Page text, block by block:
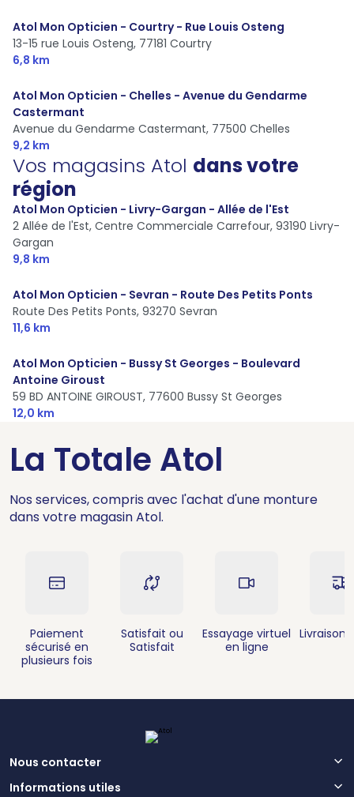
Atol Mon Opticien - Courtry - Rue Louis Osteng
13-15 rue Louis Osteng, 77181 Courtry
6,8 km
Atol Mon Opticien - Chelles - Avenue du Gendarme
Castermant
Avenue du Gendarme Castermant, 77500 Chelles
9,2 km
Vos magasins Atol dans votre
région
Atol Mon Opticien - Livry-Gargan - Allée de l'Est
2 Allée de l'Est, Centre Commerciale Carrefour, 93190 Livry-
Gargan
9,8 km
Atol Mon Opticien - Sevran - Route Des Petits Ponts
Route Des Petits Ponts, 93270 Sevran
11,6 km
Atol Mon Opticien - Bussy St Georges - Boulevard
Antoine Giroust
59 BD ANTOINE GIROUST, 77600 Bussy St Georges
12,0 km
La Totale Atol
Nos services, compris avec l'achat d'une monture
dans votre magasin Atol.
Paiement
sécurisé en
plusieurs fois
Satisfait ou
Satisfait
Essayage virtuel
en ligne
Livraison
Nous contacter
Informations utiles